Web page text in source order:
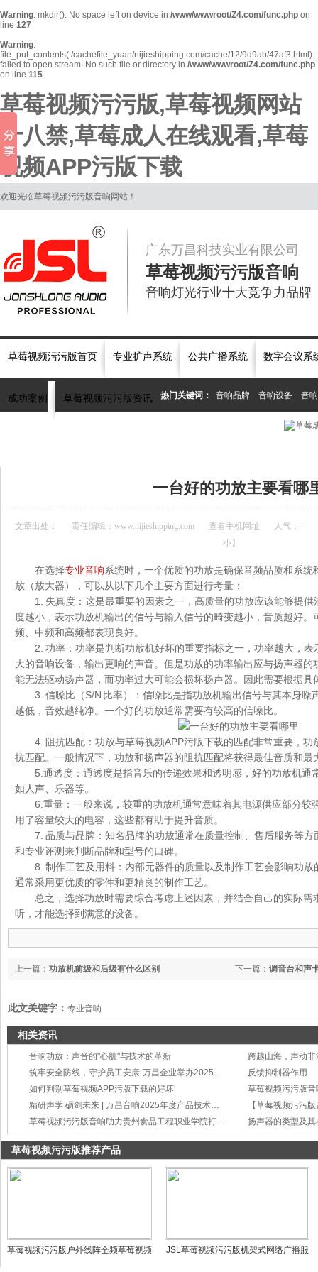
Warning: mkdir(): No space left on device in /www/wwwroot/Z4.com/func.php on
line 127
Warning:
file_put_contents(./cachefile_yuan/nijieshipping.com/cache/12/9d9ab/47af3.html):
failed to open stream: No such file or directory in /www/wwwroot/Z4.com/func.php
on line 115
草莓视频污污版,草莓视频网站
十八禁,草莓成人在线观看,草莓
视频APP污版下载
欢迎光临草莓视频污污版音响网站！
广东万昌科技实业有限公司
草莓视频污污版音响
音响灯光行业十大竞争力品牌
草莓视频污污版首页 专业扩声系统 公共广播系统 数字会议系
成功案例 草莓视频污污版资讯 热门关键词： 音响品牌 音响设备 音
一台好的功放主要看哪
文章出处： 责任编辑：www.nijieshipping.com 查看手机网址 人气： -
小】
在选择专业音响系统时，一个优质的功放是确保音频品质和系
放（放大器），可以从以下几个主要方面进行考量：
1. 失真度：这是最重要的因素之一，高质量的功放应该能够提
度越小，表示功放机输出的信号与输入信号的畸变越小，音质越好
频、中频和高频都表现良好。
2. 功率：功率是判断功放机好坏的重要指标之一，功率越大，
大的音响设备，输出更响的声音。但是功放的功率输出应与扬声器
能无法驱动扬声器，而功率过大可能会损坏扬声器。因此需要根据具
3. 信噪比（S/N 比率）：信噪比是指功放机输出信号与其本身噪
越低，音效越纯净。一个好的功放通常需要有较高的信噪比。
4. 阻抗匹配：功放与草莓视频APP污版下载的匹配非常重要，
抗匹配。一般情况下，功放和扬声器的阻抗匹配将获得最佳音质和最
5.通透度：通透度是指音乐的传递效果和透明感，好的功放机通
如人声、乐器等。
6.重量：一般来说，较重的功放机通常意味着其电源供应部分较
用了容量较大的电容，这些都有助于提升音质。
7. 品质与品牌：知名品牌的功放通常在质量控制、售后服务等
和专业评测来判断品牌和型号的口碑。
8. 制作工艺及用料：内部元器件的质量以及制作工艺会影响功
通常采用更优质的零件和更精良的制作工艺。
总之，选择功放时需要综合考虑上述因素，并结合自己的实际
听，才能选择到满意的设备。
下一篇： 调音台和声
上一篇： 功放机前级和后级有什么区别
此文关键字： 专业音响
相关资讯
音响功放：声音的"心脏"与技术的革新
筑牢安全防线，守护员工安康-万昌企业举办2025年度工伤事故处理与预防培训
反馈抑制器作用
如何判别草莓视频APP污版下载的好坏
草莓视频污污版
精研声学 砺剑未来 | 万昌音响2025年度产品技术培训会圆满举行
草莓视频污污版音响助力贵州食品工程职业学院打造智慧会议新标杆
扬声器的类型及
草莓视频污污版推荐产品
草莓视频污污版户外线阵全频草莓视频
JSL草莓视频污污版机架式网络广播服